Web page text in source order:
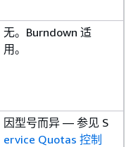
无。Burndown 适
用。
因型号而异 — 参见 S
ervice Quotas 控制